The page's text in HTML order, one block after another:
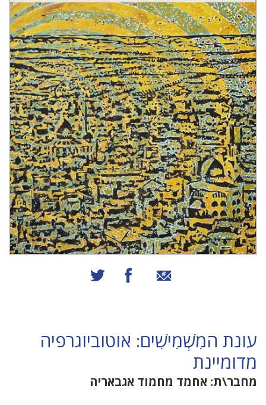
שיתוף באמצעות אימייל
שיתוף בפייסבוק
עונת המִשְׁמִישִׁים: אוטוביוגרפיה
מדומיינת
מחבר\ת: אחמד מחמוד אגבאריה